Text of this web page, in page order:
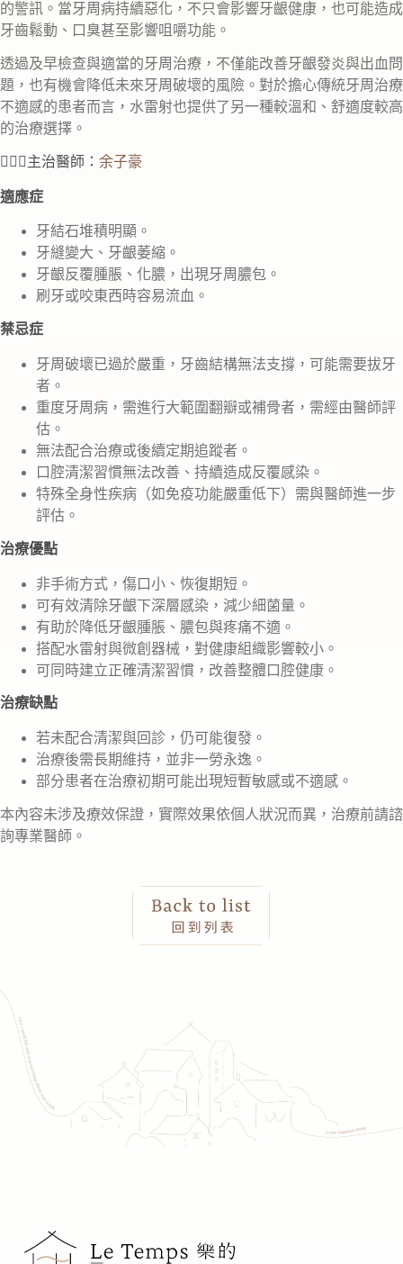
的警訊。當牙周病持續惡化，不只會影響牙齦健康，也可能造成
牙齒鬆動、口臭甚至影響咀嚼功能。
透過及早檢查與適當的牙周治療，不僅能改善牙齦發炎與出血問
題，也有機會降低未來牙周破壞的風險。對於擔心傳統牙周治療
不適感的患者而言，水雷射也提供了另一種較溫和、舒適度較高
的治療選擇。
👨🏻‍⚕️主治醫師： 余子豪
適應症
牙結石堆積明顯。
牙縫變大、牙齦萎縮。
牙齦反覆腫脹、化膿，出現牙周膿包。
刷牙或咬東西時容易流血。
禁忌症
牙周破壞已過於嚴重，牙齒結構無法支撐，可能需要拔牙
者。
重度牙周病，需進行大範圍翻瓣或補骨者，需經由醫師評
估。
無法配合治療或後續定期追蹤者。
口腔清潔習慣無法改善、持續造成反覆感染。
特殊全身性疾病（如免疫功能嚴重低下）需與醫師進一步
評估。
治療優點
非手術方式，傷口小、恢復期短。
可有效清除牙齦下深層感染，減少細菌量。
有助於降低牙齦腫脹、膿包與疼痛不適。
搭配水雷射與微創器械，對健康組織影響較小。
可同時建立正確清潔習慣，改善整體口腔健康。
治療缺點
若未配合清潔與回診，仍可能復發。
治療後需長期維持，並非一勞永逸。
部分患者在治療初期可能出現短暫敏感或不適感。
本內容未涉及療效保證，實際效果依個人狀況而異，治療前請諮
詢專業醫師。